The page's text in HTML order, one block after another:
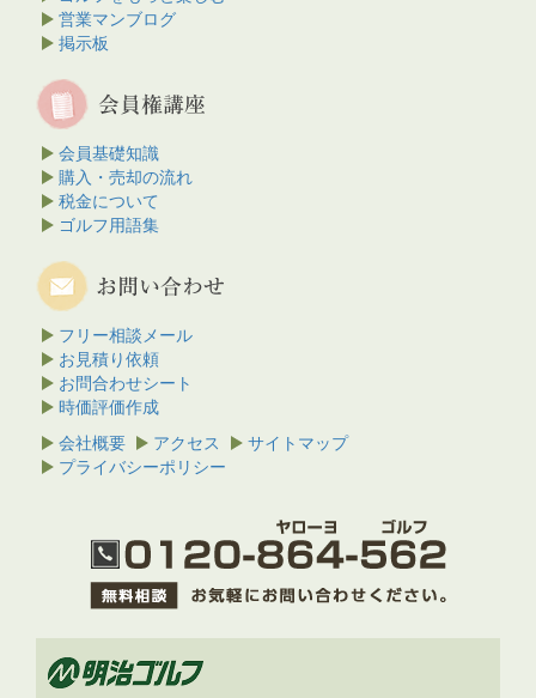
営業マンブログ
掲示板
会員基礎知識
購入・売却の流れ
税金について
ゴルフ用語集
フリー相談メール
お見積り依頼
お問合わせシート
時価評価作成
会社概要
アクセス
サイトマップ
プライバシーポリシー